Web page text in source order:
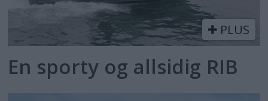
PLUS
En sporty og allsidig RIB